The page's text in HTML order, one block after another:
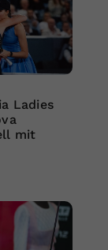
Ladies
mit